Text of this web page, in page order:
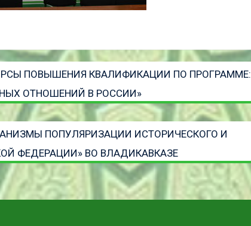
ПОВЫШЕНИЯ КВАЛИФИКАЦИИ ПО ПРОГРАММЕ:
ОТНОШЕНИЙ В РОССИИ»
ПОПУЛЯРИЗАЦИИ ИСТОРИЧЕСКОГО И
ФЕДЕРАЦИИ» ВО ВЛАДИКАВКАЗЕ